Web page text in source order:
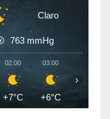
Claro
763 mmHg
02:00
+7°C
03:00
+6°C +6°C
›